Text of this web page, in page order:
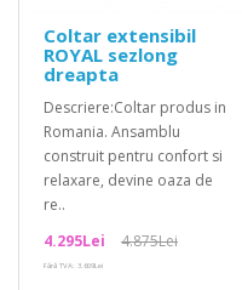
Coltar extensibil
ROYAL sezlong
dreapta
Descriere:Coltar produs in
Romania. Ansamblu
construit pentru confort si
relaxare, devine oaza de
re..
4.295Lei
4.875Lei
Fără TVA: 3.609Lei